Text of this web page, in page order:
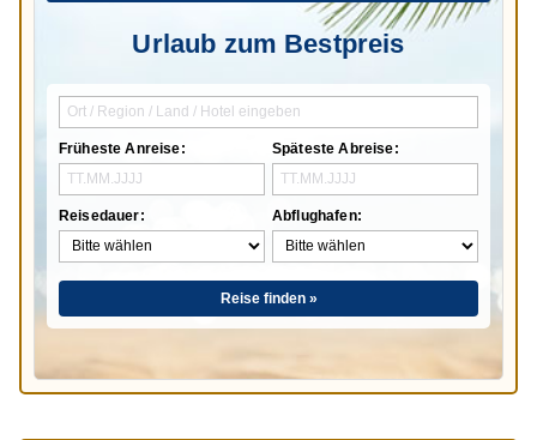
Urlaub zum Bestpreis
Früheste Anreise:
Reisedauer:
Späteste Abreise:
Abflughafen:
Reise finden »